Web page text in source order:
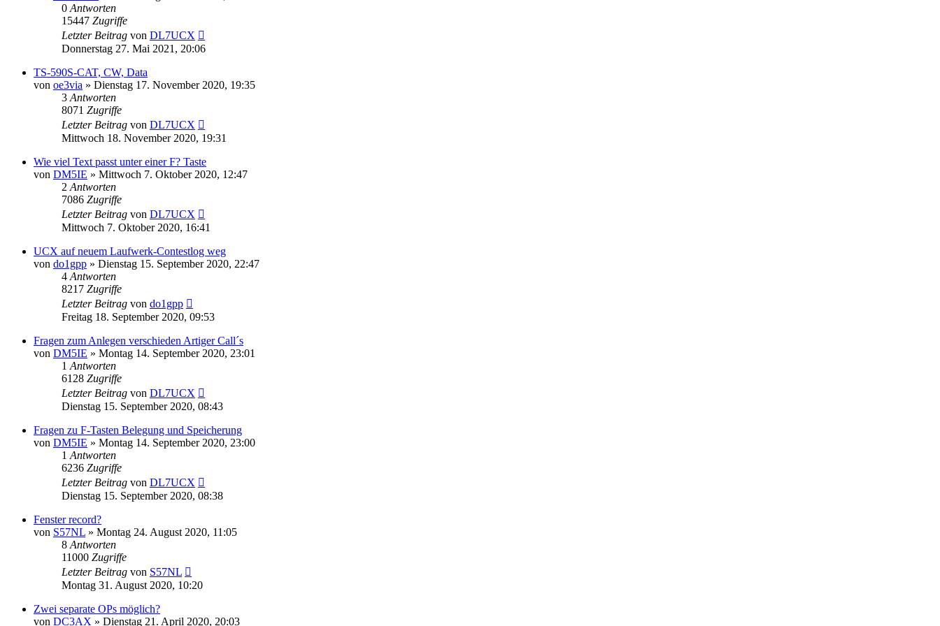
0 Antworten
15447 Zugriffe
Letzter Beitrag von DL7UCX
Donnerstag 27. Mai 2021, 20:06
TS-590S-CAT, CW, Data
von oe3via » Dienstag 17. November 2020, 19:35
3 Antworten
8071 Zugriffe
Letzter Beitrag von DL7UCX
Mittwoch 18. November 2020, 19:31
Wie viel Text passt unter einer F? Taste
von DM5IE » Mittwoch 7. Oktober 2020, 12:47
2 Antworten
7086 Zugriffe
Letzter Beitrag von DL7UCX
Mittwoch 7. Oktober 2020, 16:41
UCX auf neuem Laufwerk-Contestlog weg
von do1gpp » Dienstag 15. September 2020, 22:47
4 Antworten
8217 Zugriffe
Letzter Beitrag von do1gpp
Freitag 18. September 2020, 09:53
Fragen zum Anlegen verschieden Artiger Call´s
von DM5IE » Montag 14. September 2020, 23:01
1 Antworten
6128 Zugriffe
Letzter Beitrag von DL7UCX
Dienstag 15. September 2020, 08:43
Fragen zu F-Tasten Belegung und Speicherung
von DM5IE » Montag 14. September 2020, 23:00
1 Antworten
6236 Zugriffe
Letzter Beitrag von DL7UCX
Dienstag 15. September 2020, 08:38
Fenster record?
von S57NL » Montag 24. August 2020, 11:05
8 Antworten
11000 Zugriffe
Letzter Beitrag von S57NL
Montag 31. August 2020, 10:20
Zwei separate OPs möglich?
von DC3AX » Dienstag 21. April 2020, 20:03